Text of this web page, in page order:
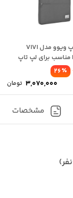
کیف لپ تاپ ویوو مدل VIVI
HANDBAG مناسب برای لپ تاپ
٪26
3,070,000 تومان
مشخصات